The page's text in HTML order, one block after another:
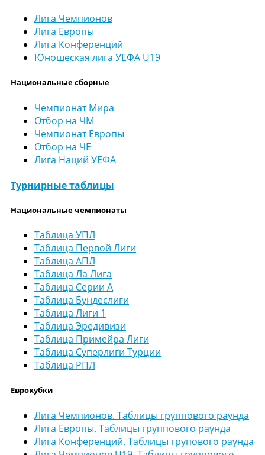
Лига Чемпионов
Лига Европы
Лига Конференций
Юношеская лига УЕФА U19
Национальные сборные
Чемпионат Мира
Отбор на ЧМ
Чемпионат Европы
Отбор на ЧЕ
Лига Наций УЕФА
Турнирные таблицы
Национальные чемпионаты
Таблица УПЛ
Таблица Первой Лиги
Таблица АПЛ
Таблица Ла Лига
Таблица Серии А
Таблица Бундеслиги
Таблица Лиги 1
Таблица Эредивизи
Таблица Примейра Лиги
Таблица Суперлиги Турции
Таблица РПЛ
Еврокубки
Лига Чемпионов. Таблицы группового раунда
Лига Европы. Таблицы группового раунда
Лига Конференций. Таблицы групового раунда